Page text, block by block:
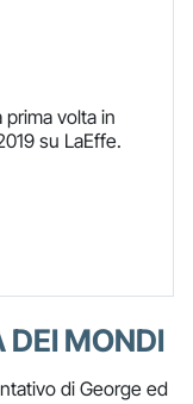
prima volta in
su LaEffe.
DEI MONDI
di George ed